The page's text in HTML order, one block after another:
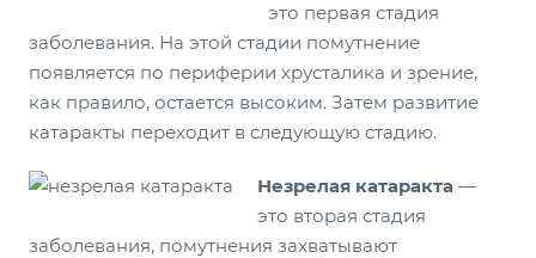
это первая стадия
заболевания. На этой стадии помутнение
появляется по периферии хрусталика и зрение,
как правило, остается высоким. Затем развитие
катаракты переходит в следующую стадию.
Незрелая катаракта —
это вторая стадия
заболевания, помутнения захватывают